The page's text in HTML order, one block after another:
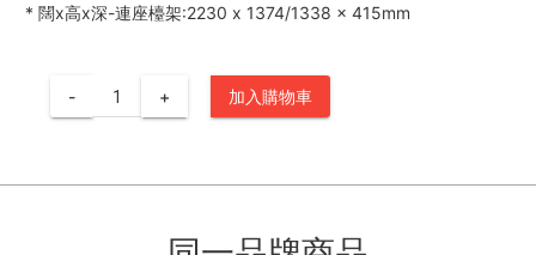
* 闊x高x深-連座檯架:2230 x 1374/1338 x 415mm
- + 加入購物車